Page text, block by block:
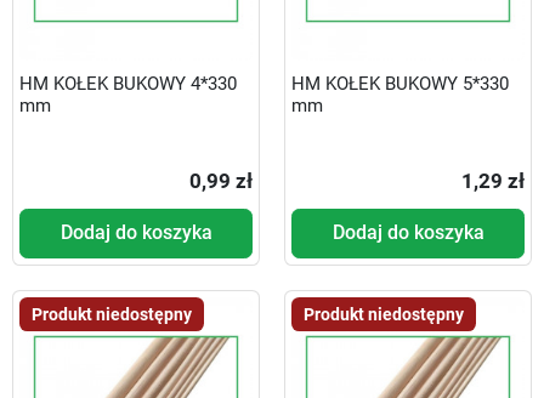
HM KOŁEK BUKOWY 4*330
mm
0,99 zł
Dodaj do koszyka
HM KOŁEK BUKOWY 5*330
mm
1,29 zł
Dodaj do koszyka
Produkt niedostępny Produkt niedostępny